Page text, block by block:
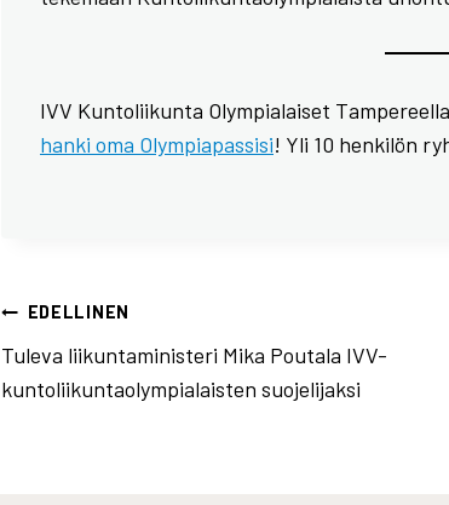
IVV Kuntoliikunta Olympialaiset
hanki oma Olympiapassisi! Yli 10 henkilön
Artikkelien
selaus
EDELLINEN
Tuleva liikuntaministeri Mika Poutala IVV-
kuntoliikuntaolympialaisten suojelijaksi